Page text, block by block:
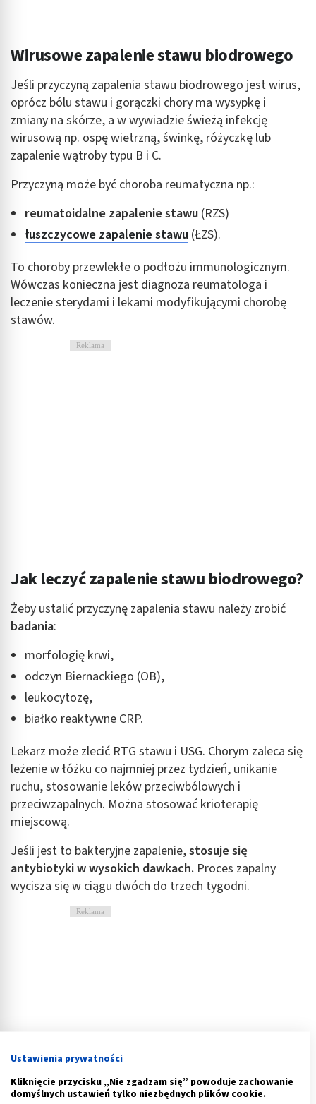
Wirusowe zapalenie stawu biodrowego
Jeśli przyczyną zapalenia stawu biodrowego jest wirus,
oprócz bólu stawu i gorączki chory ma wysypkę i
zmiany na skórze, a w wywiadzie świeżą infekcję
wirusową np. ospę wietrzną, świnkę, różyczkę lub
zapalenie wątroby typu B i C.
Przyczyną może być choroba reumatyczna np.:
reumatoidalne zapalenie stawu (RZS)
łuszczycowe zapalenie stawu (ŁZS).
To choroby przewlekłe o podłożu immunologicznym.
Wówczas konieczna jest diagnoza reumatologa i
leczenie sterydami i lekami modyfikującymi chorobę
stawów.
Reklama
Jak leczyć zapalenie stawu biodrowego?
Żeby ustalić przyczynę zapalenia stawu należy zrobić
badania:
morfologię krwi,
odczyn Biernackiego (OB),
leukocytozę,
białko reaktywne CRP.
Lekarz może zlecić RTG stawu i USG. Chorym zaleca się
leżenie w łóżku co najmniej przez tydzień, unikanie
ruchu, stosowanie leków przeciwbólowych i
przeciwzapalnych. Można stosować krioterapię
miejscową.
Jeśli jest to bakteryjne zapalenie,stosuje się
antybiotyki w wysokich dawkach. Proces zapalny
wycisza się w ciągu dwóch do trzech tygodni.
Reklama
Ustawienia prywatności
Kliknięcie przycisku „Nie zgadzam się” powoduje zachowanie
domyślnych ustawień tylko niezbędnych plików cookie.